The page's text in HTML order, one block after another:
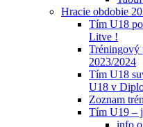
Hracie obdobie
Tím U18
Litve !
Tréningový
2023/2024
Tím U18
U18 v
Zoznam
Tím U19 –
info